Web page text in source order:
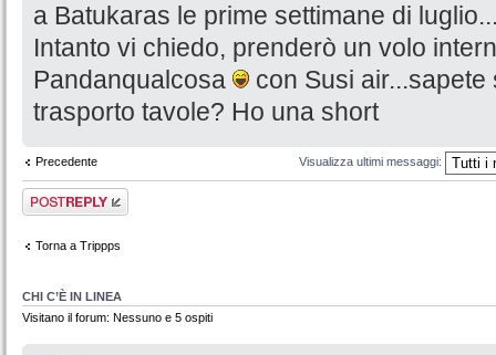
a Batukaras le prime settimane di
Intanto vi chiedo, prenderò un volo
Pandanqualcosa
con Susi
trasporto tavole? Ho una short
Precedente Visualizza ultimi messaggi:
Rispondi al
messaggio
Torna a Trippps
CHI C’È IN LINEA
Visitano il forum: Nessuno e 5 ospiti